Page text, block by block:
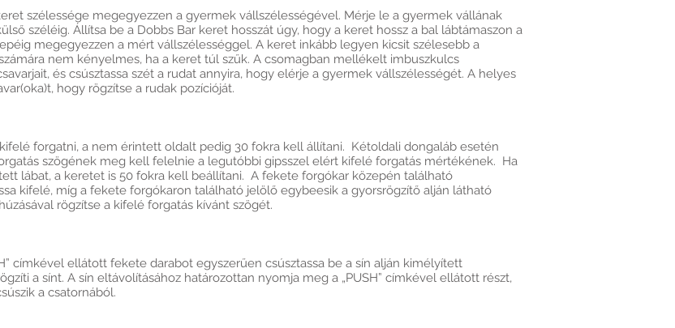
szélessége megegyezzen a gyermek vállszélességével. Mérje le a gyermek vállának
széléig. Állítsa be a Dobbs Bar keret hosszát úgy, hogy a keret hossz a bal lábtámaszon a
megegyezzen a mért vállszélességgel. A keret inkább legyen kicsit szélesebb a
nem kényelmes, ha a keret túl szűk. A csomagban mellékelt imbuszkulcs
és csúsztassa szét a rudat annyira, hogy elérje a gyermek vállszélességét. A helyes
hogy rögzítse a rudak pozícióját.
forgatni, a nem érintett oldalt pedig 30 fokra kell állítani. Kétoldali dongaláb esetén
szögének meg kell felelnie a legutóbbi gipsszel elért kifelé forgatás mértékének. Ha
lábat, a keretet is 50 fokra kell beállítani. A fekete forgókar közepén található
kifelé, míg a fekete forgókaron található jelölő egybeesik a gyorsrögzítő alján látható
rögzítse a kifelé forgatás kívánt szögét.
címkével ellátott fekete darabot egyszerűen csúsztassa be a sín alján kimélyített
a sínt. A sín eltávolításához határozottan nyomja meg a „PUSH” címkével ellátott részt,
a csatornából.